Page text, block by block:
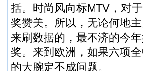
括。时尚风向标MTV，对
奖赞美。所以，无论何地
来刷数据的，最不济的今
奖。来到欧洲，如果六项
的大腕定不成问题。